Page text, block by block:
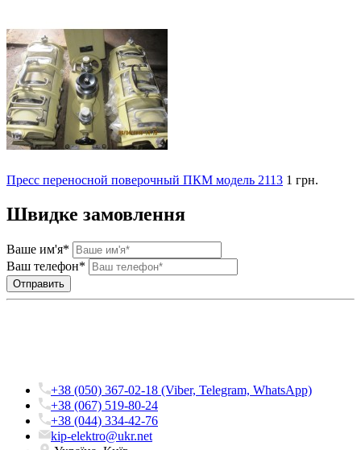
Пресс переносной поверочный ПКМ модель 2113 1 грн.
Швидке замовлення
Ваше им'я*
Ваш телефон*
+38 (050) 367-02-18 (Viber, Telegram, WhatsApp)
+38 (067) 519-80-24
+38 (044) 334-42-76
kip-elektro@ukr.net